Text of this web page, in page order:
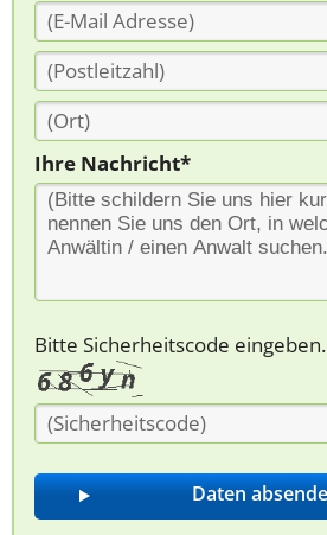
Ihre Nachricht*
Bitte Sicherheitscode eingeben.